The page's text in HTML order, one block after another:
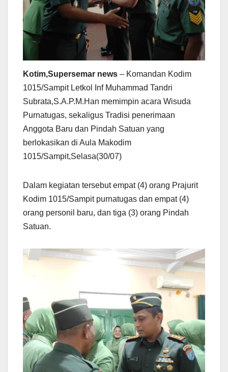
Kotim,Supersemar news – Komandan Kodim
1015/Sampit Letkol Inf Muhammad Tandri
Subrata,S.A.P.M.Han memimpin acara Wisuda
Purnatugas, sekaligus Tradisi penerimaan
Anggota Baru dan Pindah Satuan yang
berlokasikan di Aula Makodim
1015/Sampit,Selasa(30/07)
Dalam kegiatan tersebut empat (4) orang Prajurit
Kodim 1015/Sampit purnatugas dan empat (4)
orang personil baru, dan tiga (3) orang Pindah
Satuan.